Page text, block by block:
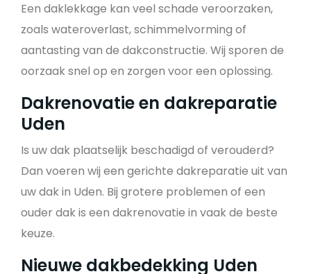
Een daklekkage kan veel schade veroorzaken,
zoals wateroverlast, schimmelvorming of
aantasting van de dakconstructie. Wij sporen de
oorzaak snel op en zorgen voor een oplossing.
Dakrenovatie en dakreparatie
Uden
Is uw dak plaatselijk beschadigd of verouderd?
Dan voeren wij een gerichte dakreparatie uit van
uw dak in Uden. Bij grotere problemen of een
ouder dak is een dakrenovatie in vaak de beste
keuze.
Nieuwe dakbedekking Uden